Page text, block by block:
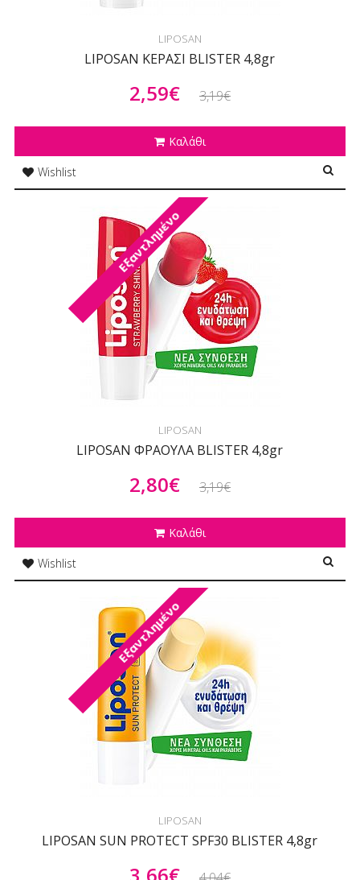
LIPOSAN
LIPOSAN ΚΕΡΑΣΙ BLISTER 4,8gr
2,59€ 3,19€
Καλάθι
Wishlist
Εξαντλημένο
LIPOSAN
LIPOSAN ΦΡΑΟΥΛΑ BLISTER 4,8gr
2,80€ 3,19€
Καλάθι
Wishlist
Εξαντλημένο
LIPOSAN
LIPOSAN SUN PROTECT SPF30 BLISTER 4,8gr
3,66€